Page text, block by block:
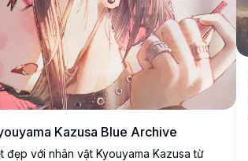
Kazusa Blue Archive
đẹp với nhân vật Kyouyama Kazusa từ